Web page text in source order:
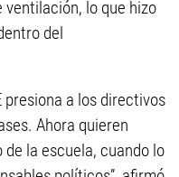
ventilación, lo que hizo
del
presiona a los directivos
Ahora quieren
la escuela, cuando lo